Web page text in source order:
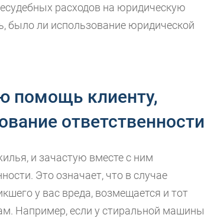
расходов на юридическую
было ли использование юридической
помощь клиенту,
ответственности
и зачастую вместе с ним
Это означает, что в случае
у вас вреда, возмещается и тот
Например, если у стиральной машины